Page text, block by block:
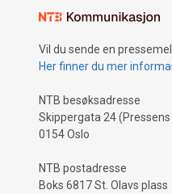
Vil du sende en
Her finner du mer
NTB besøksadresse
Skippergata 24 (Pressens
0154 Oslo
NTB postadresse
Boks 6817 St. Olavs plass